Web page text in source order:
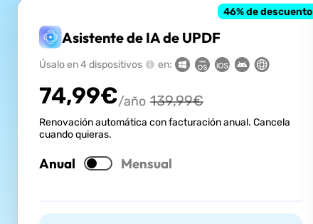
Asistente de IA de UPDF
46% de descuento
Úsalo en 4 dispositivos en:
74,99€/año 139,99€
Renovación automática con facturación anual. Cancela
cuando quieras.
Anual Mensual